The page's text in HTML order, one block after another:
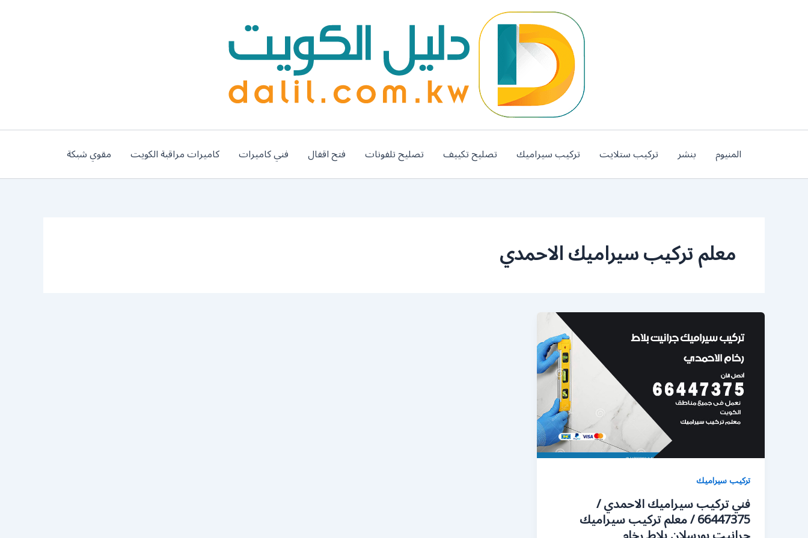
المنيوم بنشر تركيب ستلايت تركيب سيراميك تصليح تكييف تصليح تلفونات فتح اقفال فني كاميرات كاميرات مراقبة الكويت مقوي شبكة
معلم تركيب سيراميك الاحمدي
تركيب سيراميك
فني تركيب سيراميك الاحمدي /
66447375 / معلم تركيب سيراميك